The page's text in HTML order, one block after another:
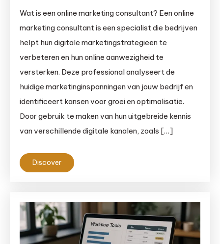
Wat is een online marketing consultant? Een online
marketing consultant is een specialist die bedrijven
helpt hun digitale marketingstrategieën te
verbeteren en hun online aanwezigheid te
versterken. Deze professional analyseert de
huidige marketinginspanningen van jouw bedrijf en
identificeert kansen voor groei en optimalisatie.
Door gebruik te maken van hun uitgebreide kennis
van verschillende digitale kanalen, zoals […]
Discover